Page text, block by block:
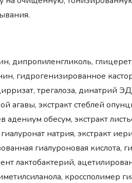
дипропиленгликоль,
гидрогенизированное
трегалоза, динатрий
агавы, экстракт стеблей
адениум обесум, экстракт
натрия, экстракт
гиалуроновая
лактобактерий,
кроссполимер